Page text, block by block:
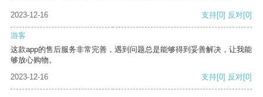
2023-12-16 支持[0] 反对[0]
游客
这款app的售后服务非常完善，遇到问题总是能够得到妥善解决，让我能
够放心购物。
2023-12-16
支持[0] 反对[0]